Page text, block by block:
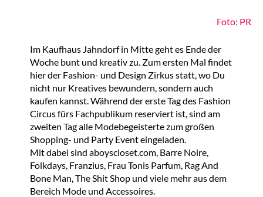
Foto: PR
Im Kaufhaus Jahndorf in Mitte geht es Ende der
Woche bunt und kreativ zu. Zum ersten Mal findet
hier der Fashion- und Design Zirkus statt, wo Du
nicht nur Kreatives bewundern, sondern auch
kaufen kannst. Während der erste Tag des Fashion
Circus fürs Fachpublikum reserviert ist, sind am
zweiten Tag alle Modebegeisterte zum großen
Shopping- und Party Event eingeladen.
Mit dabei sind aboyscloset.com, Barre Noire,
Folkdays, Franzius, Frau Tonis Parfum, Rag And
Bone Man, The Shit Shop und viele mehr aus dem
Bereich Mode und Accessoires.